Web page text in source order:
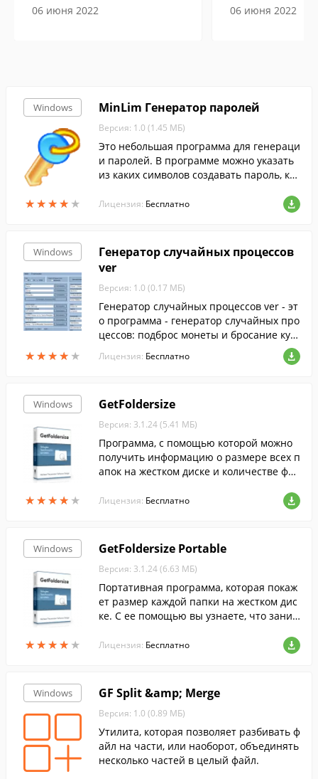
06 июня 2022
06 июня 2022
Windows
★★★★ ★
★★★★ ★
MinLim Генератор паролей
Версия: 1.0 (1.45 МБ)
Это небольшая программа для генераци
и паролей. В программе можно указать
из каких символов создавать пароль, как
Лицензия: Бесплатно
Windows
★★★★ ★
★★★★ ★
Генератор случайных процессов
ver
Версия: 1.0 (0.17 МБ)
Генератор случайных процессов ver - эт
о программа - генератор случайных про
цессов: подброс монеты и бросание куб
Лицензия: Бесплатно
Windows
★★★★ ★
★★★★ ★
GetFoldersize
Версия: 3.1.24 (5.41 МБ)
Программа, с помощью которой можно
получить информацию о размере всех п
апок на жестком диске и количестве фай
Лицензия: Бесплатно
Windows
★★★★ ★
★★★★ ★
GetFoldersize Portable
Версия: 3.1.24 (6.63 МБ)
Портативная программа, которая покаж
ет размер каждой папки на жестком дис
ке. С ее помощью вы узнаете, что заним
Лицензия: Бесплатно
Windows GF Split &amp; Merge
Версия: 1.0 (0.89 МБ)
Утилита, которая позволяет разбивать ф
айл на части, или наоборот, объединять
несколько частей в целый файл.